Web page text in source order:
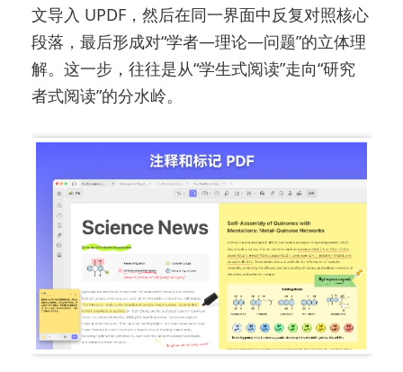
文导入 UPDF，然后在同一界面中反复对照核心
段落，最后形成对“学者—理论—问题”的立体理
解。这一步，往往是从“学生式阅读”走向“研究
者式阅读”的分水岭。